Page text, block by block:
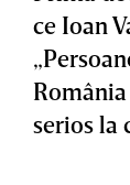
ce Ioan
serios la